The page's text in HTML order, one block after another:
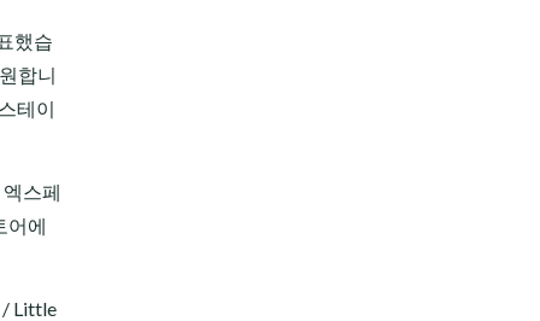
했습
합니
테이
스페
어에
/ Little